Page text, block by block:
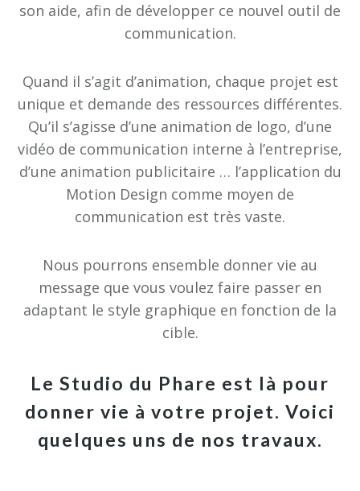
son aide, afin de développer ce nouvel outil de
communication.
Quand il s’agit d’animation, chaque projet est
unique et demande des ressources différentes.
Qu’il s’agisse d’une animation de logo, d’une
vidéo de communication interne à l’entreprise,
d’une animation publicitaire … l’application du
Motion Design comme moyen de
communication est très vaste.
Nous pourrons ensemble donner vie au
message que vous voulez faire passer en
adaptant le style graphique en fonction de la
cible.
Le Studio du Phare est là pour
donner vie à votre projet. Voici
quelques uns de nos travaux.